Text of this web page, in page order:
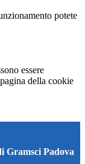
potete
essere
della cookie
Gramsci Padova